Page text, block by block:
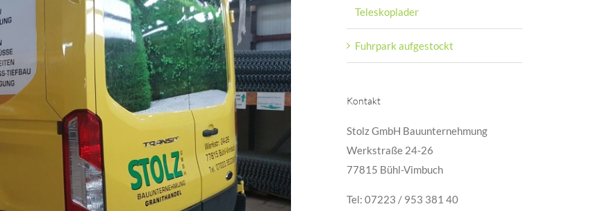
Teleskoplader
Fuhrpark aufgestockt
Kontakt
Stolz GmbH Bauunternehmung
Werkstraße 24-26
77815 Bühl-Vimbuch
Tel: 07223 / 953 381 40